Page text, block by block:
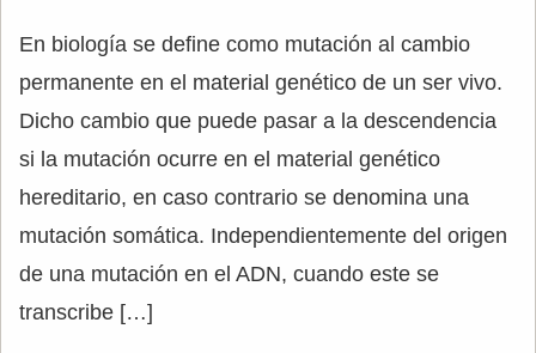
En biología se define como mutación al cambio
permanente en el material genético de un ser vivo.
Dicho cambio que puede pasar a la descendencia
si la mutación ocurre en el material genético
hereditario, en caso contrario se denomina una
mutación somática. Independientemente del origen
de una mutación en el ADN, cuando este se
transcribe […]